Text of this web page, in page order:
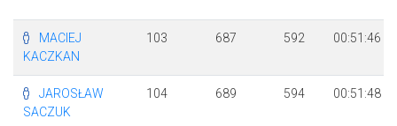
MACIEJ
KACZKAN
103 687 592 00:51:46
JAROSŁAW
SACZUK
104 689 594 00:51:48